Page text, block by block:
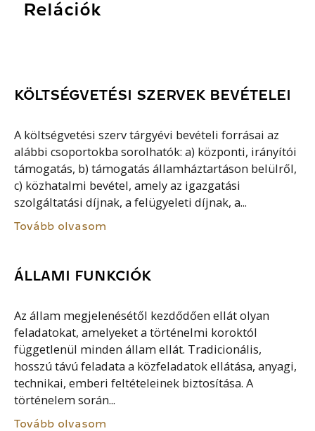
Relációk
KÖLTSÉGVETÉSI SZERVEK BEVÉTELEI
A költségvetési szerv tárgyévi bevételi forrásai az
alábbi csoportokba sorolhatók: a) központi, irányítói
támogatás, b) támogatás államháztartáson belülről,
c) közhatalmi bevétel, amely az igazgatási
szolgáltatási díjnak, a felügyeleti díjnak, a...
Tovább olvasom
ÁLLAMI FUNKCIÓK
Az állam megjelenésétől kezdődően ellát olyan
feladatokat, amelyeket a történelmi koroktól
függetlenül minden állam ellát. Tradicionális,
hosszú távú feladata a közfeladatok ellátása, anyagi,
technikai, emberi feltételeinek biztosítása. A
történelem során...
Tovább olvasom